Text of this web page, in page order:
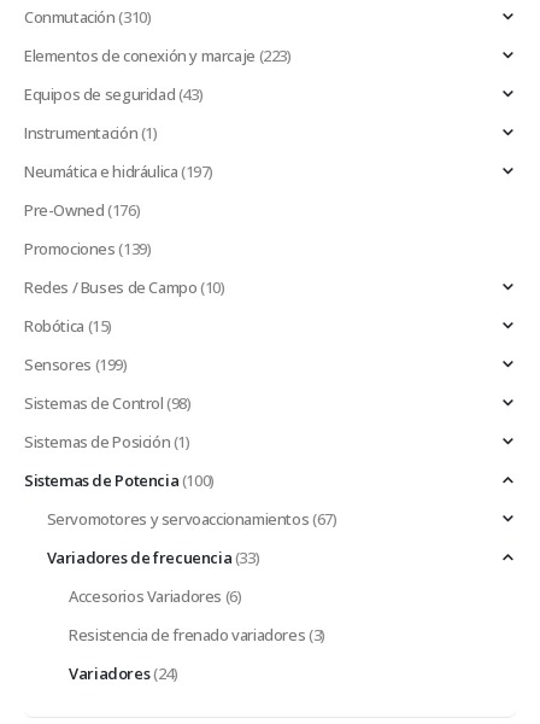
Conmutación(310)
Elementos de conexión y marcaje (223)
Equipos de seguridad(43)
Instrumentación(1)
Neumática e hidráulica(197)
Pre-Owned(176)
Promociones(139)
Redes / Buses de Campo(10)
Robótica (15)
Sensores (199)
Sistemas de Control(98)
Sistemas de Posición(1)
Sistemas de Potencia(100)
Servomotores y servoaccionamientos(67)
Variadores de frecuencia(33)
Accesorios Variadores (6)
Resistencia de frenado variadores(3)
Variadores(24)